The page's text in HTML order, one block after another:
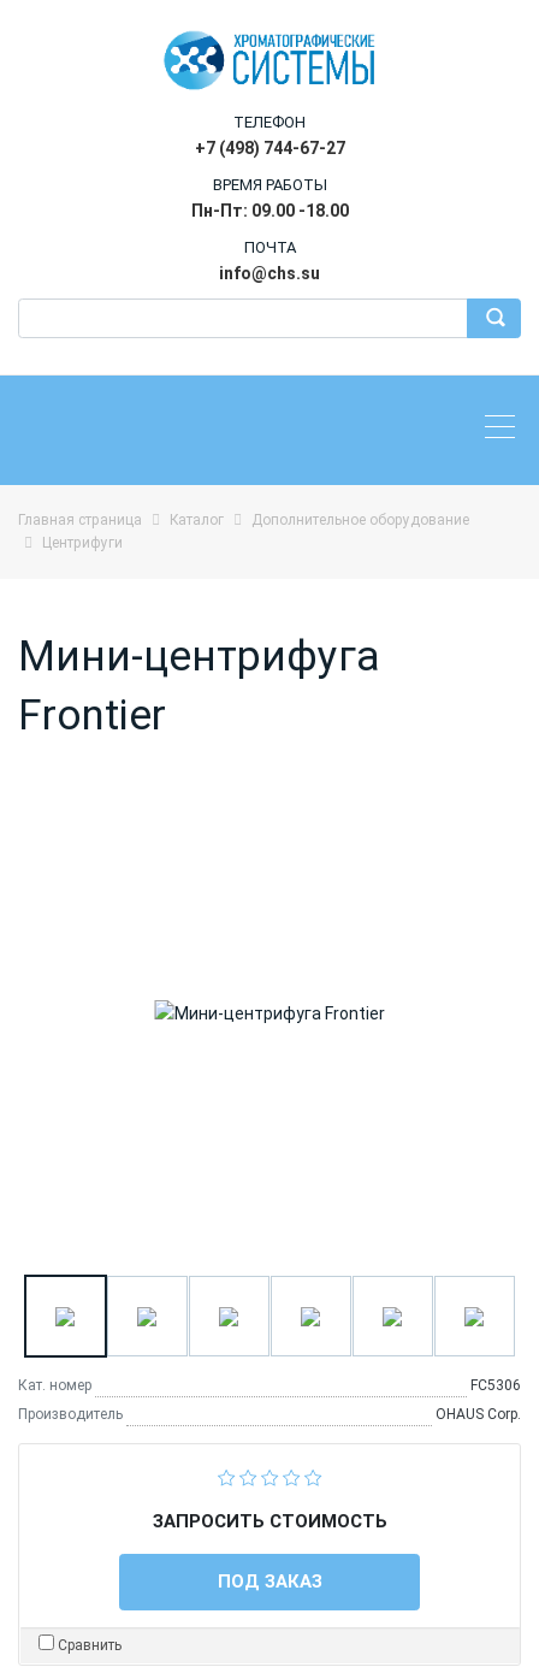
ТЕЛЕФОН
+7 (498) 744-67-27
ВРЕМЯ РАБОТЫ
Пн-Пт: 09.00 -18.00
ПОЧТА
info@chs.su
Главная страница Каталог
Дополнительное оборудование
Центрифуги
Мини-центрифуга
Frontier
Кат. номер
FC5306
Производитель
OHAUS Corp.
ЗАПРОСИТЬ СТОИМОСТЬ
ПОД ЗАКАЗ
Сравнить